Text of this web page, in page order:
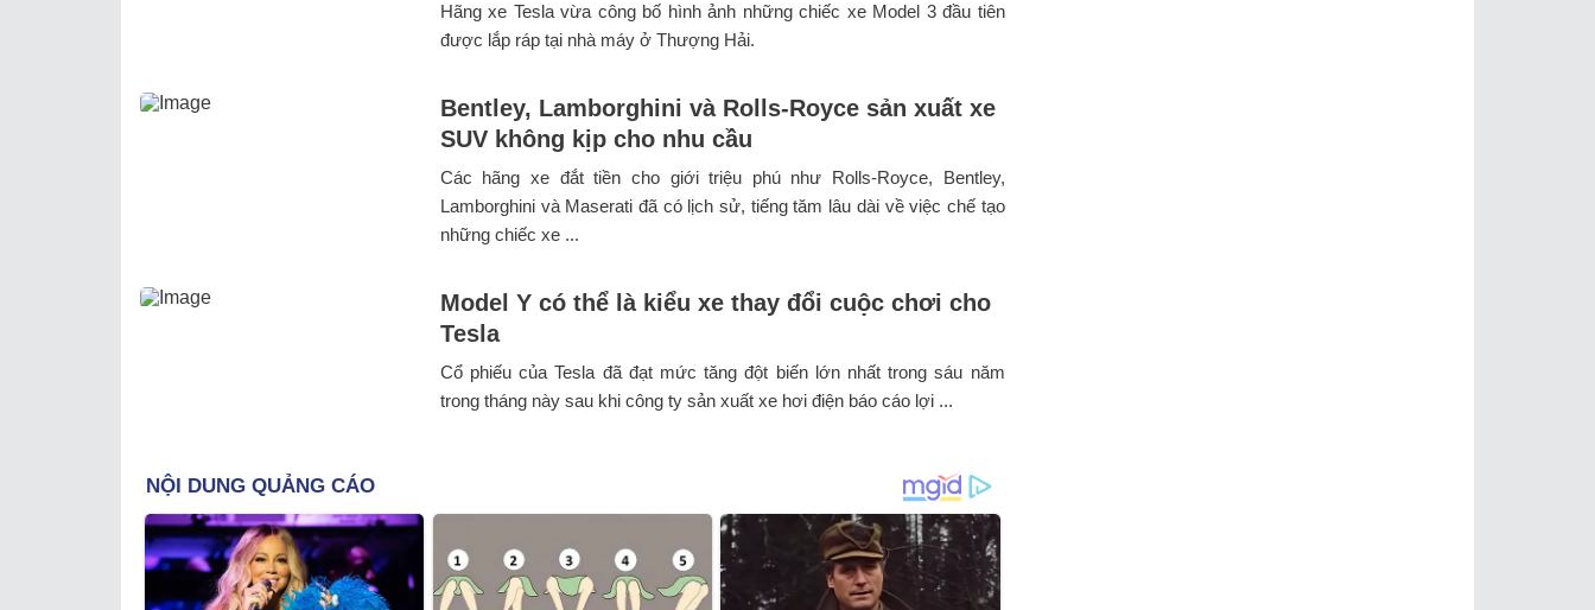
Hãng xe Tesla vừa công bố hình ảnh những chiếc xe Model 3 đầu tiên
được lắp ráp tại nhà máy ở Thượng Hải.
Bentley, Lamborghini và Rolls-Royce sản xuất xe
SUV không kịp cho nhu cầu
Các hãng xe đắt tiền cho giới triệu phú như Rolls-Royce, Bentley,
Lamborghini và Maserati đã có lịch sử, tiếng tăm lâu dài về việc chế tạo
những chiếc xe ...
Model Y có thể là kiểu xe thay đổi cuộc chơi cho
Tesla
Cổ phiếu của Tesla đã đạt mức tăng đột biến lớn nhất trong sáu năm
trong tháng này sau khi công ty sản xuất xe hơi điện báo cáo lợi ...